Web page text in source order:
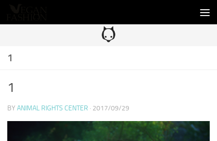
1
1
BY ANIMAL RIGHTS CENTER · 2017/09/29